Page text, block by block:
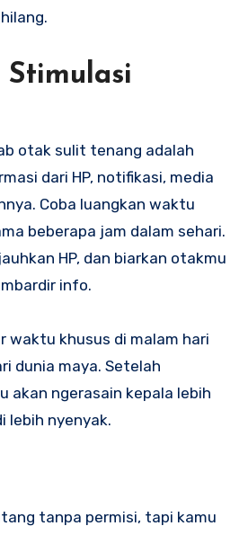
Stimulasi
otak sulit tenang adalah
dari HP, notifikasi, media
Coba luangkan waktu
beberapa jam dalam sehari.
HP, dan biarkan otakmu
info.
waktu khusus di malam hari
dunia maya. Setelah
akan ngerasain kepala lebih
lebih nyenyak.
tanpa permisi, tapi kamu